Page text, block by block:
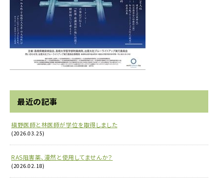
最近の記事
槇野医師と林医師が学位を取得しました
(2026.03.25)
RAS阻害薬、漫然と使用してませんか？
(2026.02.18)